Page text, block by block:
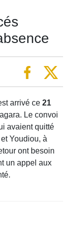
arrivé ce 21
Le convoi
avaient quitté
Youdiou, à
ont besoin
un appel aux